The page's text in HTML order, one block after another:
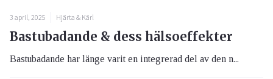
3 april, 2025 Hjärta & Kärl
Bastubadande & dess hälsoeffekter
Bastubadande har länge varit en integrerad del av den n...